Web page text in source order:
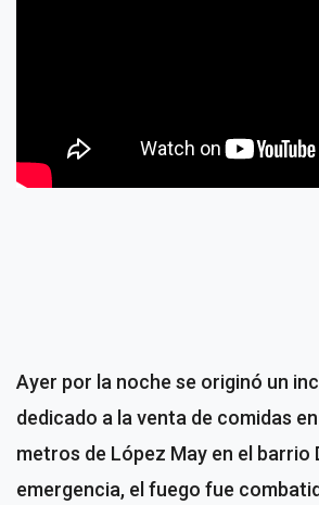
Ayer por la noche se originó un
dedicado a la venta de comidas
metros de López May en el barrio
emergencia, el fuego fue